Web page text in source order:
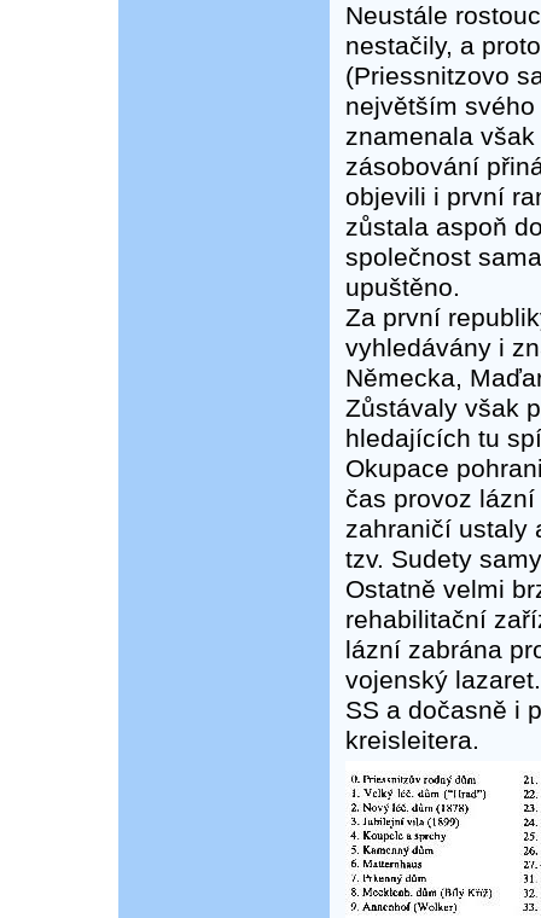
Neustále
nestačily, a
(Priessnitzovo
největším
znamenala
zásobování
objevili i první
zůstala aspoň
společnost
upuštěno.
Za první
vyhledávány i
Německa,
Zůstávaly však
hledajících tu
Okupace
čas provoz
zahraničí ustaly
tzv. Sudety
Ostatně velmi
rehabilitační
lázní zabrána
vojenský
SS a dočasně i
kreisleitera.